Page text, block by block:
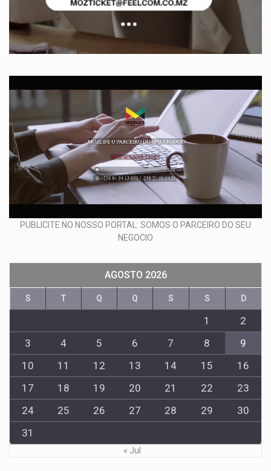
PUBLICITE NO NOSSO PORTAL: SOMOS O PARCEIRO DO SEU
NEGOCIO
AGOSTO 2026
S T Q Q S S D
1
2
3
4 5 6 7 8
9
10
11 12 13 14 15
16
17
18 19 20 21 22
23
24
25 26 27 28 29
30
31
« Jul